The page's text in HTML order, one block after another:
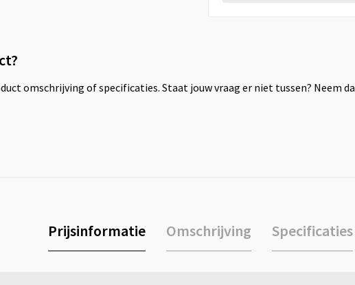
omschrijving of specificaties. Staat jouw vraag er niet tussen? Neem
Prijsinformatie Omschrijving Specificaties